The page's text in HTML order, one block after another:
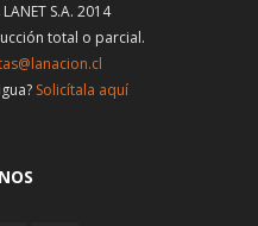
S.A. 2014
total o parcial.
Solicítala aquí